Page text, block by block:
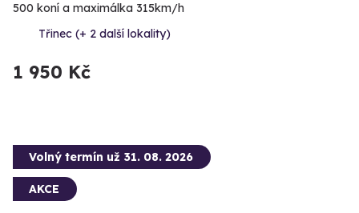
500 koní a maximálka 315km/h
Třinec (+ 2 další lokality)
1 950 Kč
Volný termín už 31. 08. 2026
AKCE